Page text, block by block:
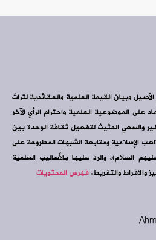
وبيان القيمة العلمية والعقائدية لتراث
على الموضوعية العلمية واحترام الرأي الآخر
والسعي الحثيث لتفعيل ثقافة الوحدة بين
الإسلامية ومتابعة الشبهات المطروحة على
السلام)، والرد عليها بالأساليب العلمية
والافراط والتفريط.فهرس المحتويات